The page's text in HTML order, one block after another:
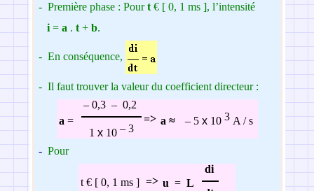
- Première phase : Pourt €[ 0, 1 ms ], l’intensité
i = a . t + b.
- En conséquence,
- Il faut trouver la valeur du coefficient directeur :
a =
–0,3 –0,2
1 x10– 3
=> a ≈ –5 x103 A / s
- Pour
t € [ 0, 1 ms ] => u = L
di